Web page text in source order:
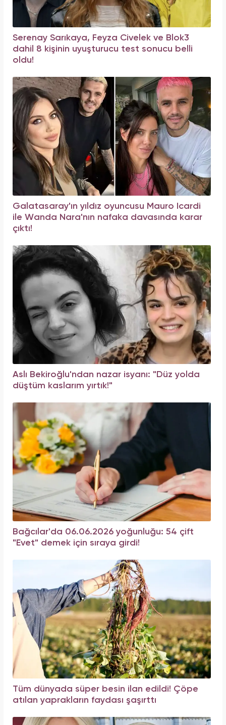
Serenay Sarıkaya, Feyza Civelek ve Blok3
dahil 8 kişinin uyuşturucu test sonucu belli
oldu!
Galatasaray'ın yıldız oyuncusu Mauro Icardi
ile Wanda Nara'nın nafaka davasında karar
çıktı!
Aslı Bekiroğlu'ndan nazar isyanı: "Düz yolda
düştüm kaslarım yırtık!"
Bağcılar'da 06.06.2026 yoğunluğu: 54 çift
"Evet" demek için sıraya girdi!
Tüm dünyada süper besin ilan edildi! Çöpe
atılan yaprakların faydası şaşırttı